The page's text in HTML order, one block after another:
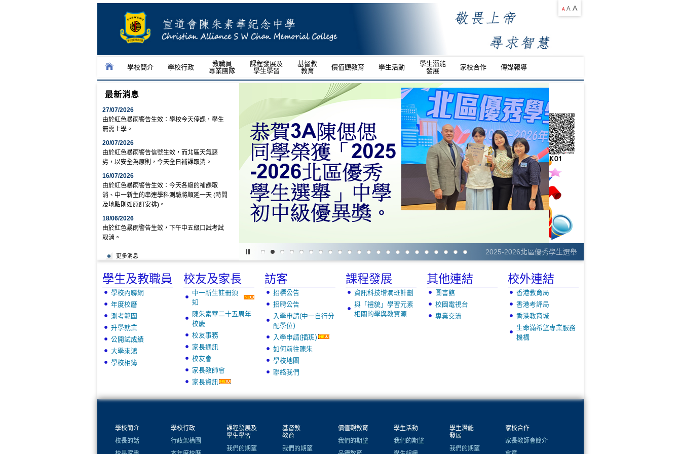
A A A
學校簡介 學校行政 教職員
專業團隊
課程發展及
學生學習
基督教
教育 價值觀教育 學生活動 學生潛能
發展 家校合作 傳媒報導
最新消息
27/07/2026
由於紅色暴雨警告生效：學校今天停課，學生
無需上學。
20/07/2026
由於紅色暴雨警告信號生效，而北區天氣惡
劣，以安全為原則，今天全日補課取消。
16/07/2026
由於紅色暴雨警告生效：今天各級的補課取
消、中一新生的串連學科測驗將順延一天 (時間
及地點則如原訂安排)。
18/06/2026
由於紅色暴雨警告生效，下午中五級口試考試
取消。
更多消息 2025-2026北區優秀學生選舉
學生及教職員
學校內聯網
年度校曆
測考範圍
升學就業
公開試成績
大學來鴻
學校相簿
校友及家長
中一新生註冊須
知
陳朱素華二十五周年
校慶
校友事務
家長通訊
校友會
家長教師會
家長資訊
訪客
招標公告
招聘公告
入學申請(中一自行分
配學位)
入學申請(插班)
如何前往陳朱
學校地圖
聯絡我們
課程發展
資訊科技增潤班計劃
與「禮貌」學習元素
相關的學與教資源
其他連結
圖書館
校園電視台
專業交流
校外連結
香港教育局
香港考評局
香港教育城
生命滿希望專業服務
機構
學校簡介
校長的話
學校行政
行政架構圖
課程發展及
學生學習
我們的期望
基督教
教育
我們的期望
價值觀教育
我們的期望
學生活動
我們的期望
學生潛能
發展
我們的期望
家校合作
家長教師會簡介